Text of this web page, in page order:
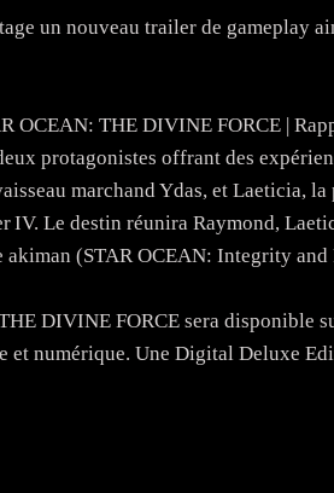
un nouveau trailer de gameplay
OCEAN: THE DIVINE FORCE |
protagonistes offrant des
marchand Ydas, et Laeticia,
IV. Le destin réunira Raymond,
akiman (STAR OCEAN: Integrity
DIVINE FORCE sera disponible
et numérique. Une Digital Deluxe